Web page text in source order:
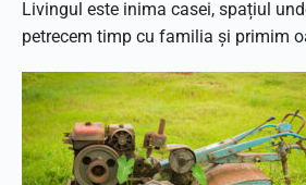
Livingul este inima casei, spațiul
petrecem timp cu familia și primim